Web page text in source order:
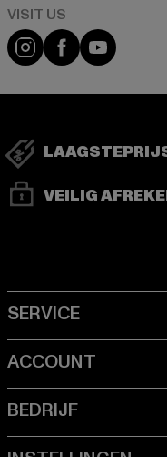
Visit ourVisit our
Visit
VEILIG